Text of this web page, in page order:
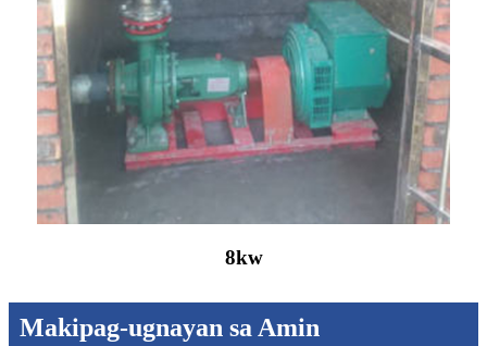
8kw
Makipag-ugnayan sa Amin